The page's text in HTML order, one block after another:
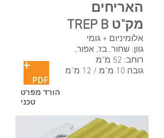
האריחים
מק"ט TREP B
אלומיניום + גומי
גוון: שחור, בז', אפור,
רוחב: 52 מ"מ
גובה 10 מ"מ / 12 מ"מ
הורד מפרט
טכני